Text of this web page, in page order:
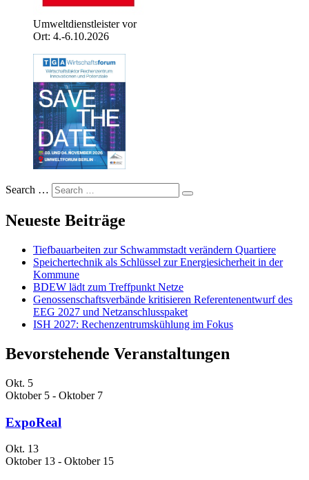
Umweltdienstleister vor
Ort: 4.-6.10.2026
Search …
Neueste Beiträge
Tiefbauarbeiten zur Schwammstadt verändern Quartiere
Speichertechnik als Schlüssel zur Energiesicherheit in der
Kommune
BDEW lädt zum Treffpunkt Netze
Genossenschaftsverbände kritisieren Referentenentwurf des
EEG 2027 und Netzanschlusspaket
ISH 2027: Rechenzentrumskühlung im Fokus
Bevorstehende Veranstaltungen
Okt. 5
Oktober 5 - Oktober 7
ExpoReal
Okt. 13
Oktober 13 - Oktober 15